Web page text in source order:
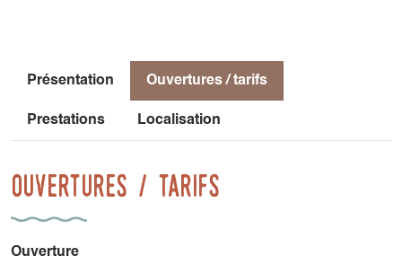
Casier à ski inclus.
Navette gratuite vers une station de ski familiale avec une
vue spectaculaire sur le Grand Veymont.
Activités estivales :
Piscine publique chauffée à proximité.
Terrain de pétanque pour des moments conviviaux.
Présentation Ouvertures / tarifs
Prestations Localisation
Ouvertures / tarifs
Ouverture